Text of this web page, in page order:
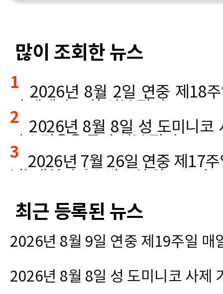
많이 조회한 뉴스
1
2026년 8월 2일 연중 제18
진 세례자 요한 신부 집전
2
2026년 8월 8일 성 도미니코
사ㅣ김윤욱 루카 신부 집전
3
2026년 7월 26일 연중 제17
최근 등록된 뉴스